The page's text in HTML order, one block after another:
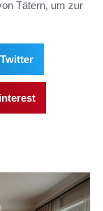
Tätern, um zur
Twitter